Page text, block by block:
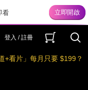
看
登入 / 註冊
+看片」每月只要 $199？